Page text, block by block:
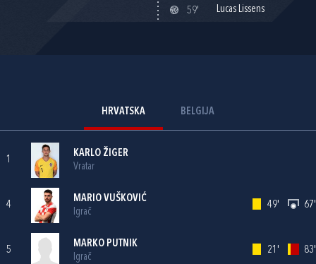
59'
Lucas Lissens
HRVATSKA BELGIJA
1
KARLO ŽIGER
Vratar
4
MARIO VUŠKOVIĆ
Igrač
49' 67'
5
MARKO PUTNIK
Igrač
21' 83'